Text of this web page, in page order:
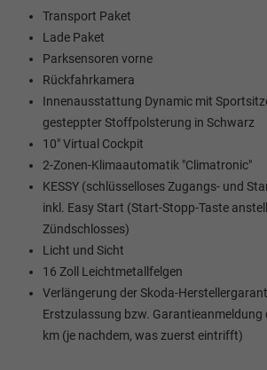
Transport Paket
Lade Paket
Parksensoren vorne
Rückfahrkamera
Innenausstattung Dynamic mit
gesteppter Stoffpolsterung in Schwarz
10" Virtual Cockpit
2-Zonen-Klimaautomatik "Climatronic"
KESSY (schlüsselloses Zugangs- und
inkl. Easy Start (Start-Stopp-Taste
Zündschlosses)
Licht und Sicht
16 Zoll Leichtmetallfelgen
Verlängerung der Skoda-
Erstzulassung bzw. Garantieanmeldung
km (je nachdem, was zuerst eintrifft)